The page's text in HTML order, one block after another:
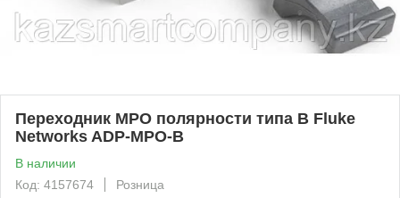
Переходник MPO полярности типа В Fluke
Networks ADP-MPO-B
В наличии
Код: 4157674
Розница